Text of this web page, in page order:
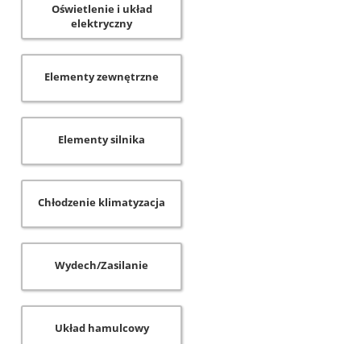
Oświetlenie i układ
elektryczny
Elementy zewnętrzne
Elementy silnika
Chłodzenie klimatyzacja
Wydech/Zasilanie
Układ hamulcowy